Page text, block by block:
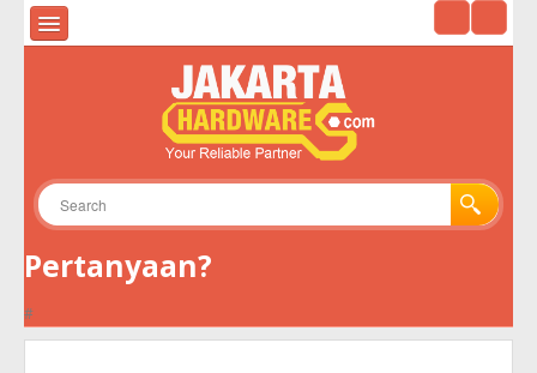
Pertanyaan?
#
ALAT UKUR & ALAT UJI
ALAT TELEKOMUNIKASI
GPS